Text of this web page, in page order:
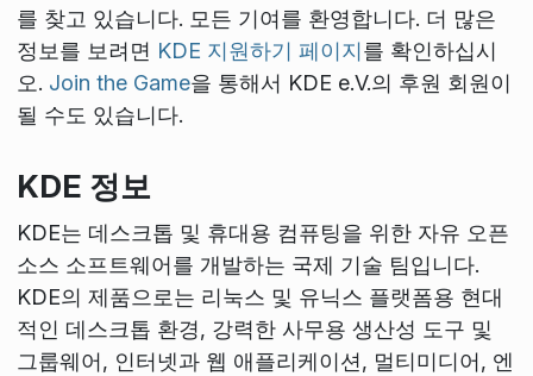
를 찾고 있습니다. 모든 기여를 환영합니다. 더 많은
정보를 보려면 KDE 지원하기 페이지를 확인하십시
오. Join the Game을 통해서 KDE e.V.의 후원 회원이
될 수도 있습니다.
KDE 정보
KDE는 데스크톱 및 휴대용 컴퓨팅을 위한 자유 오픈
소스 소프트웨어를 개발하는 국제 기술 팀입니다.
KDE의 제품으로는 리눅스 및 유닉스 플랫폼용 현대
적인 데스크톱 환경, 강력한 사무용 생산성 도구 및
그룹웨어, 인터넷과 웹 애플리케이션, 멀티미디어, 엔